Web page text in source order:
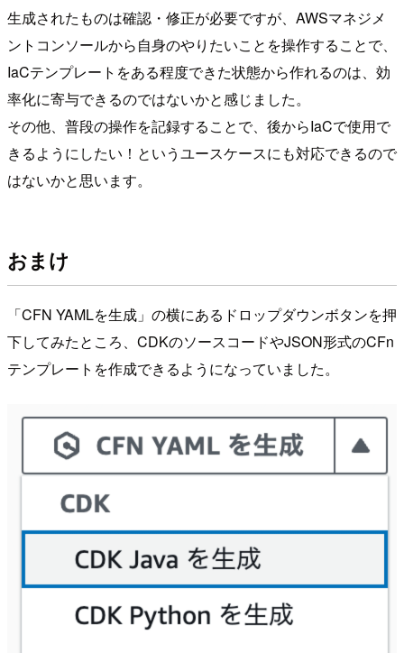
生成されたものは確認・修正が必要ですが、AWSマネジメ
ントコンソールから自身のやりたいことを操作することで、
IaCテンプレートをある程度できた状態から作れるのは、効
率化に寄与できるのではないかと感じました。
その他、普段の操作を記録することで、後からIaCで使用で
きるようにしたい！というユースケースにも対応できるので
はないかと思います。
おまけ
「CFN YAMLを生成」の横にあるドロップダウンボタンを押
下してみたところ、CDKのソースコードやJSON形式のCFn
テンプレートを作成できるようになっていました。